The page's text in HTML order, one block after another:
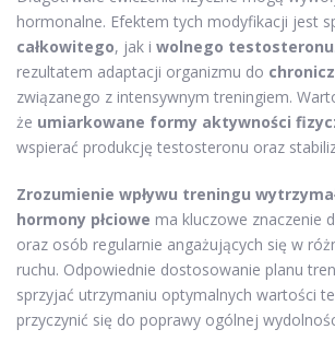
hormonalne. Efektem tych modyfikacji jest
całkowitego, jak i wolnego testosteronu
rezultatem adaptacji organizmu do
związanego z intensywnym treningiem.
że umiarkowane formy aktywności
wspierać produkcję testosteronu oraz
Zrozumienie wpływu treningu
hormony płciowe ma kluczowe znaczenie
oraz osób regularnie angażujących się w
ruchu. Odpowiednie dostosowanie planu
sprzyjać utrzymaniu optymalnych wartości
przyczynić się do poprawy ogólnej